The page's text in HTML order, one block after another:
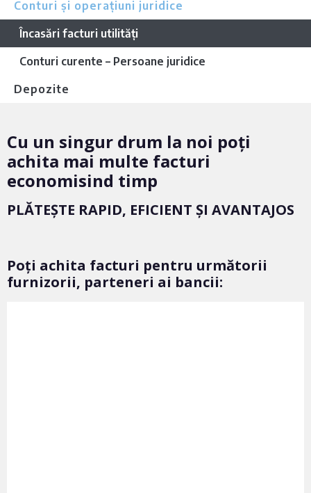
Conturi și operațiuni juridice
Încasări facturi utilități
Conturi curente – Persoane juridice
Depozite
Cu un singur drum la noi poți
achita mai multe facturi
economisind timp
PLĂTEȘTE RAPID, EFICIENT ȘI AVANTAJOS
Poți achita facturi pentru următorii
furnizorii, parteneri ai bancii: